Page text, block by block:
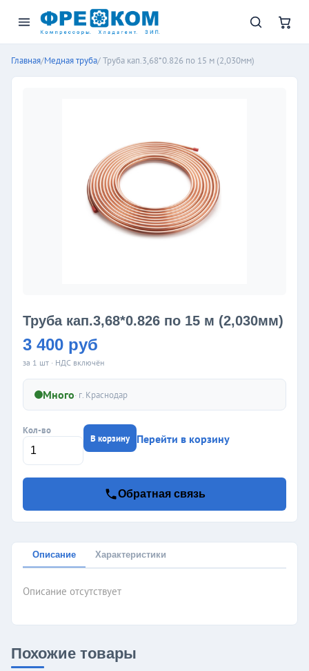
Главная/Медная труба/ Труба кап.3,68*0.826 по 15 м (2,030мм)
Труба кап.3,68*0.826 по 15 м (2,030мм)
3 400 руб
за 1 шт · НДС включён
Много· г. Краснодар
Кол-во
В корзину Перейти в корзину
Обратная связь
Описание Характеристики
Описание отсутствует
Похожие товары